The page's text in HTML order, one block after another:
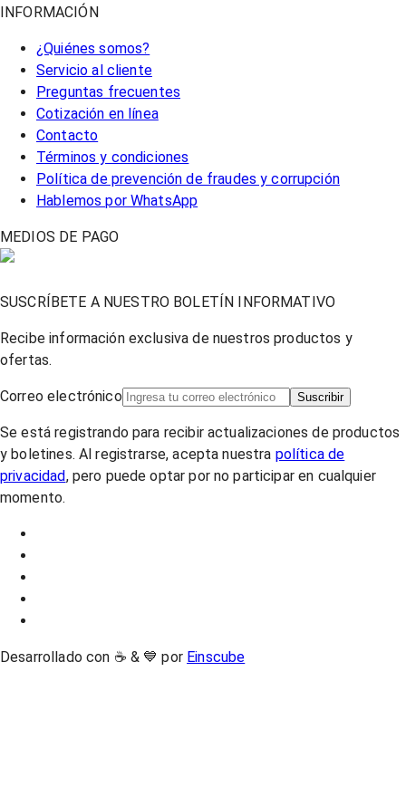
INFORMACIÓN
¿Quiénes somos?
Servicio al cliente
Preguntas frecuentes
Cotización en línea
Contacto
Términos y condiciones
Política de prevención de fraudes y corrupción
Hablemos por WhatsApp
MEDIOS DE PAGO
SUSCRÍBETE A NUESTRO BOLETÍN INFORMATIVO
Recibe información exclusiva de nuestros productos y
ofertas.
Correo electrónico Suscribir
Se está registrando para recibir actualizaciones de productos
y boletines. Al registrarse, acepta nuestra política de
privacidad, pero puede optar por no participar en cualquier
momento.
Desarrollado con ☕ & 💙 por Einscube